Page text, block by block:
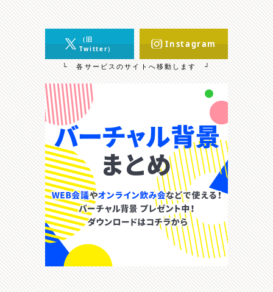
（旧
Twitter）
Instagram
└ 各サービスのサイトへ移動します ┘